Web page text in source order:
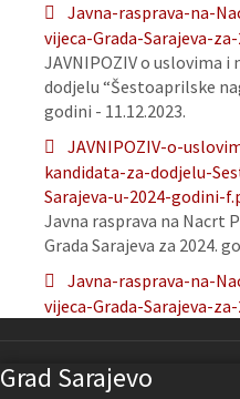
Javna-rasprava-na-
vijeca-Grada-Sarajeva-
JAVNIPOZIV o uslovima
dodjelu “Šestoaprilske
godini - 11.12.2023.
JAVNIPOZIV-o-
kandidata-za-dodjelu-
Sarajeva-u-2024-godini-
Javna rasprava na Nacrt
Grada Sarajeva za 2024.
Javna-rasprava-na-
vijeca-Grada-Sarajeva-
Grad Sarajevo